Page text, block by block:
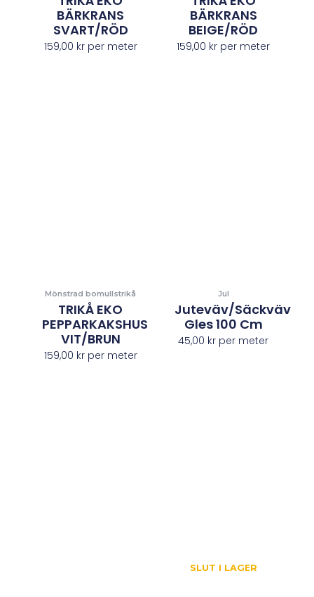
BÄRKRANS
SVART/RÖD
159,00 krper meter
BÄRKRANS
BEIGE/RÖD
159,00 kr per meter
Mönstrad bomullstrikå
TRIKÅ EKO
PEPPARKAKSHUS
VIT/BRUN
159,00 krper meter
Jul
Juteväv/Säckväv
Gles 100 Cm
45,00 kr per meter
SLUT I LAGER